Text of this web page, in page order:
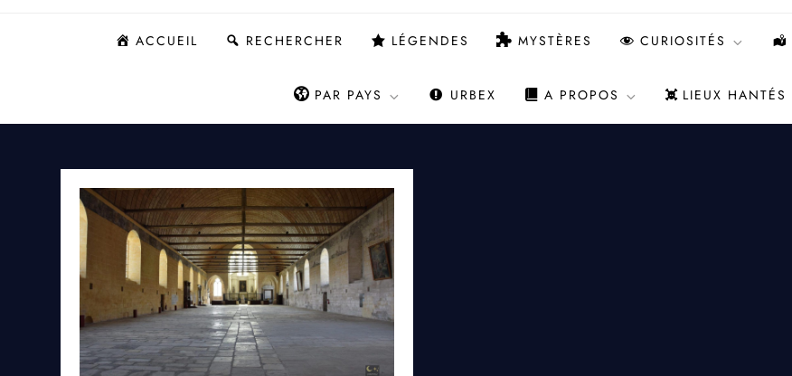
ACCUEIL RECHERCHER LÉGENDES MYSTÈRES CURIOSITÉS
PAR PAYS URBEX A PROPOS LIEUX HANTÉS